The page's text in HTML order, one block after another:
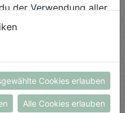
weniger ...
der Verwendung aller
findest du alle
Cookies, du kannst
du erlauben
du in unserer
Impressum
Cookies erlauben
Alle Cookies erlauben